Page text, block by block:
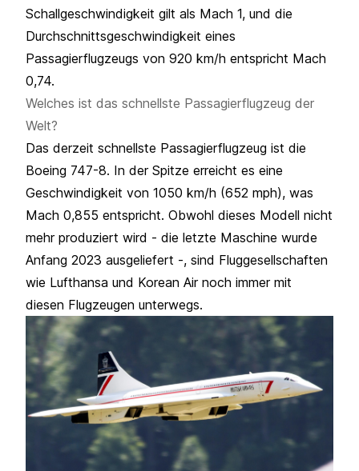
Schallgeschwindigkeit gilt als Mach 1, und die
Durchschnittsgeschwindigkeit eines
Passagierflugzeugs von 920 km/h entspricht Mach
0,74.
Welches ist das schnellste Passagierflugzeug der
Welt?
Das derzeit schnellste Passagierflugzeug ist die
Boeing 747-8. In der Spitze erreicht es eine
Geschwindigkeit von 1050 km/h (652 mph), was
Mach 0,855 entspricht. Obwohl dieses Modell nicht
mehr produziert wird - die letzte Maschine wurde
Anfang 2023 ausgeliefert -, sind Fluggesellschaften
wie Lufthansa und Korean Air noch immer mit
diesen Flugzeugen unterwegs.